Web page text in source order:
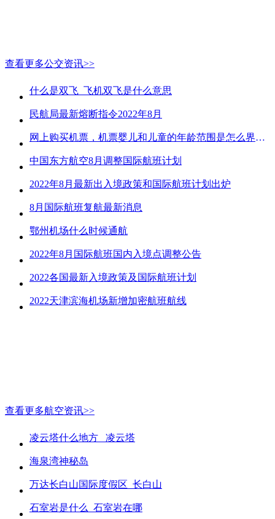
查看更多公交资讯>>
什么是双飞_飞机双飞是什么意思
民航局最新熔断指令2022年8月
网上购买机票，机票婴儿和儿童的年龄范围是怎么界定的？
中国东方航空8月调整国际航班计划
2022年8月最新出入境政策和国际航班计划出炉
8月国际航班复航最新消息
鄂州机场什么时候通航
2022年8月国际航班国内入境点调整公告
2022各国最新入境政策及国际航班计划
2022天津滨海机场新增加密航班航线
查看更多航空资讯>>
凌云塔什么地方_ 凌云塔
海泉湾神秘岛
万达长白山国际度假区_长白山
石室岩是什么_石室岩在哪